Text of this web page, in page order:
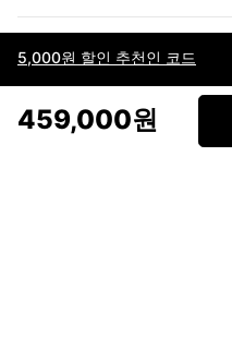
5,000원 할인 추천인 코드
459,000원
이용약관고객센터판매개인